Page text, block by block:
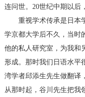
连问世。20世纪中期以后
重视学术传承是日本学
学京都大学后不久，当时
他的私人研究室，为我和
形成。那时我们日语水平
湾学者邱添生先生做翻译
从那时起，谷川先生把我